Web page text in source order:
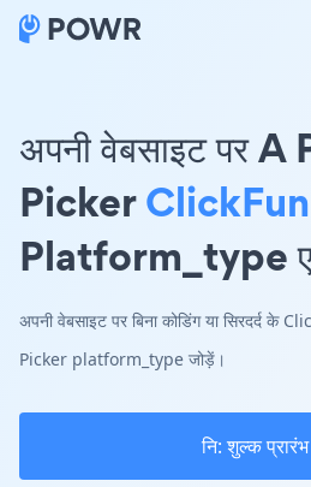
अपनी वेबसाइट पर
Picker
Platform_type
अपनी वेबसाइट पर बिना कोडिंग या सिरदर्द के
Picker platform_type जोड़ें।
नि: शुल्क